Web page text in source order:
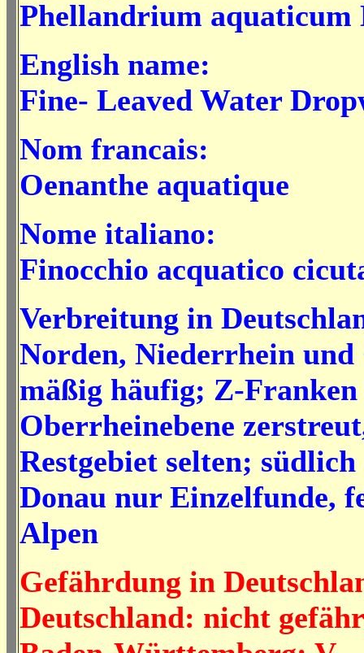
Phellandrium
English name:
Fine- Leaved Water
Nom francais:
Oenanthe aquatique
Nome italiano:
Finocchio acquatico
Verbreitung in
Norden, Niederrhein und
mäßig häufig; Z-
Oberrheinebene
Restgebiet selten;
Donau nur Einzelfunde,
Alpen
Gefährdung in
Deutschland: nicht